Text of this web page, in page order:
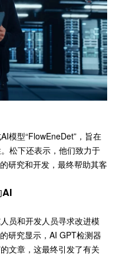
模型“FlowEneDet”，旨在
松下还表示，他们致力于
研究和开发，最终帮助其客
AI
员和开发人员寻求改进模
研究显示，AI GPT检测器
文章，这最终引发了有关